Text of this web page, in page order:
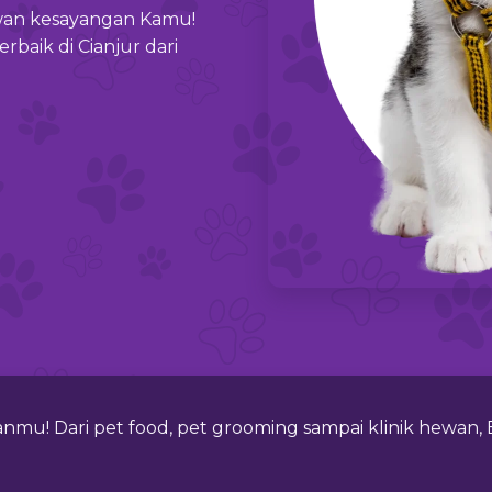
kesayangan Kamu!
di Cianjur dari
Dari pet food, pet grooming sampai klinik